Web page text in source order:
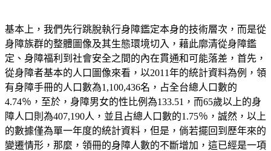
基本上，我們先行跳脫執行身障鑑定本身的技術層次，而是從
身障族群的整體圖像及其生態環境切入，藉此廓清從身障鑑
定、身障福利到社會安全之間的內在貫通和可能落差，首先，
從身障者基本的人口圖像來看，以2011年的統計資料為例，領
有身障手冊的人口數為1,100,436名，占全台總人口數的
4.74％，至於，身障男女的性比例為133.51，而65歲以上的身
障人口則為407,190人，並且占總人口數的1.75％，誠然，以上
的數據僅為單一年度的統計資料，但是，倘若擺回到歷年來的
變遷情形，那麼，領冊的身障人數的不斷增加，這已經是一項